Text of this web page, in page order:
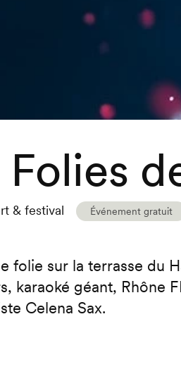
Folies
& festival
Événement gratuit
folie sur la terrasse du
karaoké géant, Rhône
Celena Sax.